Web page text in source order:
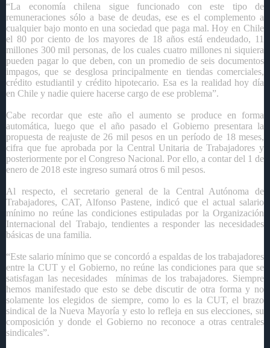
“La economía chilena sigue funcionado con este tipo de
remuneraciones sólo a base de deudas, ese es el complemento a
cualquier bajo monto en una sociedad que paga mal. Hoy en Chile
el 80 por ciento de los mayores de 18 años está endeudado, 11
millones 300 mil personas, de los cuales cuatro millones ni siquiera
pueden pagar lo que deben, con un promedio de seis documentos
impagos, que se desglosa principalmente en tiendas comerciales,
crédito estudiantil y crédito hipotecario. Esa es la realidad hoy día
en Chile y nadie quiere hacerse cargo de ese problema”.
Cabe recordar que este año el aumento se produce en forma
automática, luego que el año pasado el Gobierno presentara la
propuesta de reajuste de 26 mil pesos en un período de 18 meses,
cifra que fue aprobada por la Central Unitaria de Trabajadores y
posteriormente por el Congreso Nacional. Por ello, a contar del 1 de
enero de 2018 este ingreso sumará otros 6 mil pesos.
Al respecto, el secretario general de la Central Autónoma de
Trabajadores, CAT, Alfonso Pastene, indicó que el actual salario
mínimo no reúne las condiciones estipuladas por la Organización
Internacional del Trabajo, tendientes a responder las necesidades
básicas de una familia.
“Este salario mínimo que se concordó a espaldas de los trabajadores
entre la CUT y el Gobierno, no reúne las condiciones para que se
satisfagan las necesidades mínimas de los trabajadores. Siempre
hemos manifestado que esto se debe discutir de otra forma y no
solamente los elegidos de siempre, como lo es la CUT, el brazo
sindical de la Nueva Mayoría y esto lo refleja en sus elecciones, su
composición y donde el Gobierno no reconoce a otras centrales
sindicales”.